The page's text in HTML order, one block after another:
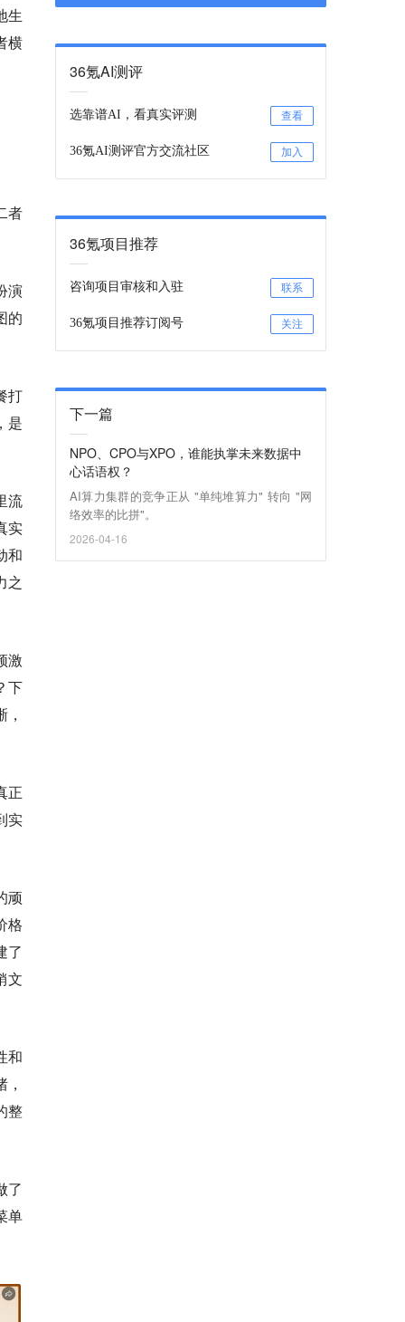
生
横
者
演
的
打
是
流
实
和
之
激
下
正
实
顽
格
了
文
和
整
了
单
36氪AI测评
选靠谱AI，看真实评测 查看
36氪AI测评官方交流社区 加入
36氪项目推荐
咨询项目审核和入驻 联系
36氪项目推荐订阅号 关注
下一篇
NPO、CPO与XPO，谁能执掌未来数据中
心话语权？
AI算力集群的竞争正从 "单纯堆算力" 转向 "网
络效率的比拼"。
2026-04-16